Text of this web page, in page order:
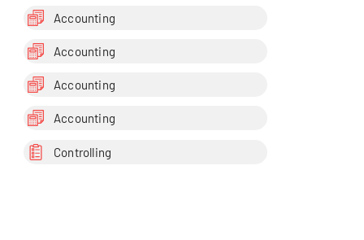
Accounting
Accounting
Accounting
Accounting
Controlling